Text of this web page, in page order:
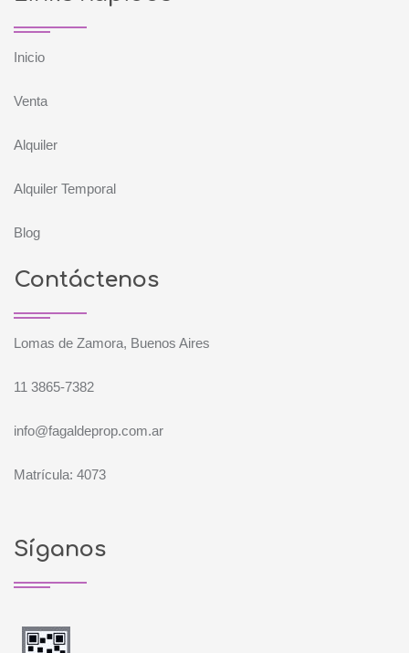
Inicio
Venta
Alquiler
Alquiler Temporal
Blog
Contáctenos
Lomas de Zamora, Buenos Aires
11 3865-7382
info@fagaldeprop.com.ar
Matrícula: 4073
Síganos